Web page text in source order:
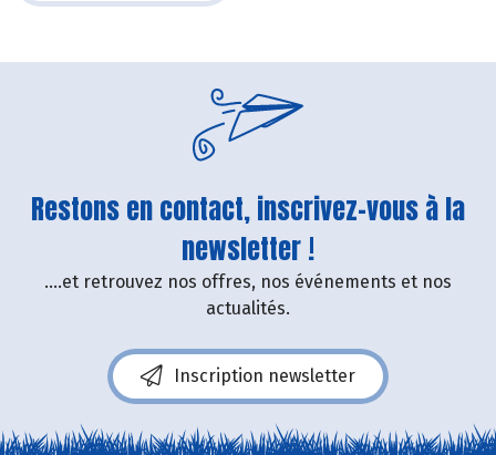
Restons en contact, inscrivez-vous à la
newsletter !
....et retrouvez nos offres, nos événements et nos
actualités.
Inscription newsletter